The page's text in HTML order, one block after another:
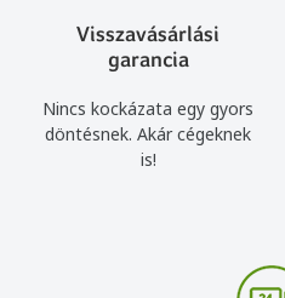
Visszavásárlási
garancia
Nincs kockázata egy gyors
döntésnek. Akár cégeknek
is!